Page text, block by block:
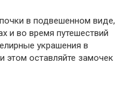
в подвешенном виде,
и во время путешествий
украшения в
этом оставляйте замочек